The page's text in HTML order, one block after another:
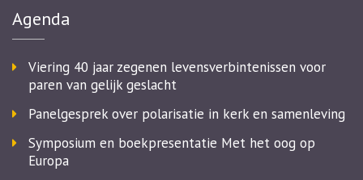
Agenda
Viering 40 jaar zegenen levensverbintenissen voor
paren van gelijk geslacht
Panelgesprek over polarisatie in kerk en samenleving
Symposium en boekpresentatie Met het oog op
Europa